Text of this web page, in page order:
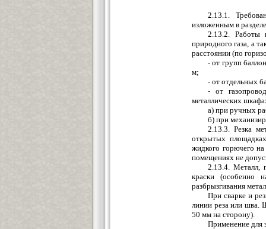
2.13.1.
изложенным в
2.13.2. Работы
природного газа, а
расстоянии (по
- от групп
м;
- от отдельных
- от
металлических
а) при ручных
б) при
2.13.3. Резка
открытых
жидкого горючего
помещениях не
2.13.4. Металл,
краски (особенно
разбрызгивания
При сварке и
линии реза или шва.
50 мм на сторону).
Применение для